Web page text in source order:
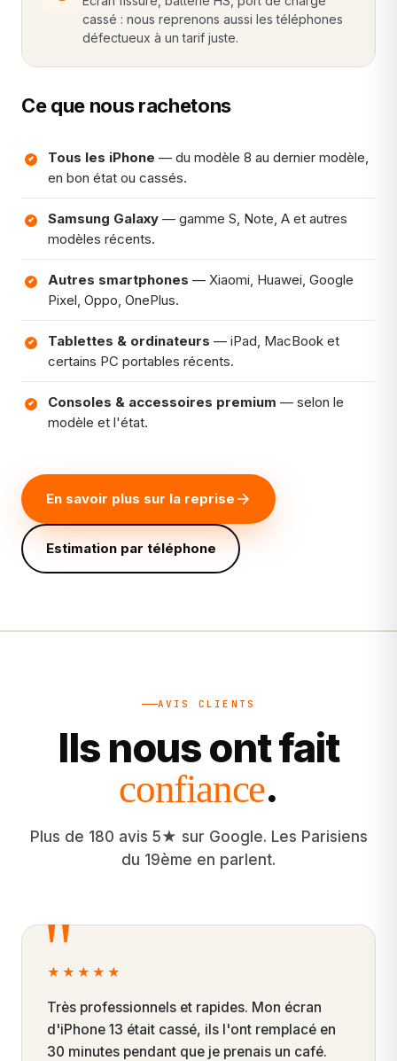
cassé : nous reprenons aussi les téléphones
défectueux à un tarif juste.
Ce que nous rachetons
Tous les iPhone — du modèle 8 au dernier modèle,
en bon état ou cassés.
Samsung Galaxy — gamme S, Note, A et autres
modèles récents.
Autres smartphones — Xiaomi, Huawei, Google
Pixel, Oppo, OnePlus.
Tablettes & ordinateurs — iPad, MacBook et
certains PC portables récents.
Consoles & accessoires premium — selon le
modèle et l'état.
En savoir plus sur la reprise
Estimation par téléphone
AVIS CLIENTS
Ils nous ont fait
confiance.
Plus de 180 avis 5★ sur Google. Les Parisiens
du 19ème en parlent.
★★★★★
Très professionnels et rapides. Mon écran
d'iPhone 13 était cassé, ils l'ont remplacé en
30 minutes pendant que je prenais un café.